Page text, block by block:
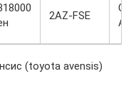
2AZ-FSE
(toyota avensis)